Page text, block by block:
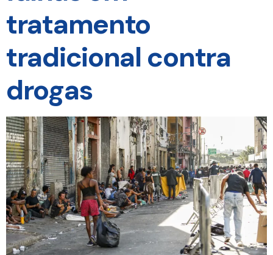
tratamento
tradicional contra
drogas